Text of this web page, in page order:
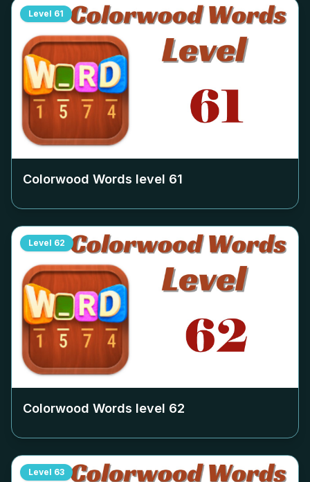
Level 61
Colorwood Words level 61
Level 62
Colorwood Words level 62
Level 63